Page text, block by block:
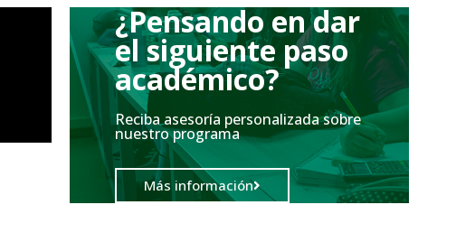
¿Pensando en dar
el siguiente paso
académico?
Reciba asesoría personalizada sobre
nuestro programa
Más información